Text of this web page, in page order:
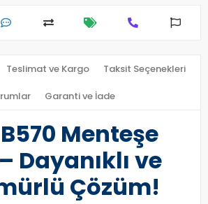
Teslimat ve Kargo Taksit Seçenekleri
Garanti ve İade
Menteşe
Dayanıklı ve
Çözüm!